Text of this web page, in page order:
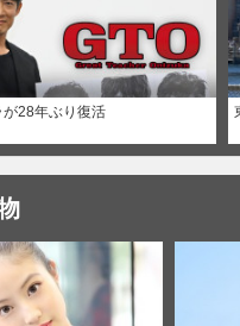
が28年ぶり復活